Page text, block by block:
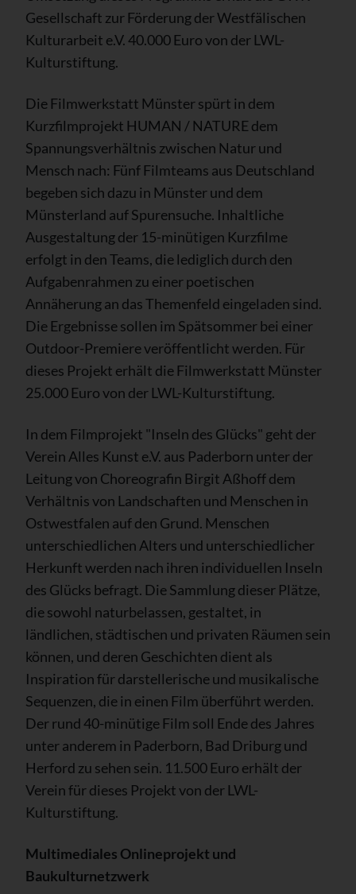
Gesellschaft zur Förderung der Westfälischen
Kulturarbeit e.V. 40.000 Euro von der LWL-
Kulturstiftung.
Die Filmwerkstatt Münster spürt in dem
Kurzfilmprojekt HUMAN / NATURE dem
Spannungsverhältnis zwischen Natur und
Mensch nach: Fünf Filmteams aus Deutschland
begeben sich dazu in Münster und dem
Münsterland auf Spurensuche. Inhaltliche
Ausgestaltung der 15-minütigen Kurzfilme
erfolgt in den Teams, die lediglich durch den
Aufgabenrahmen zu einer poetischen
Annäherung an das Themenfeld eingeladen sind.
Die Ergebnisse sollen im Spätsommer bei einer
Outdoor-Premiere veröffentlicht werden. Für
dieses Projekt erhält die Filmwerkstatt Münster
25.000 Euro von der LWL-Kulturstiftung.
In dem Filmprojekt "Inseln des Glücks" geht der
Verein Alles Kunst e.V. aus Paderborn unter der
Leitung von Choreografin Birgit Aßhoff dem
Verhältnis von Landschaften und Menschen in
Ostwestfalen auf den Grund. Menschen
unterschiedlichen Alters und unterschiedlicher
Herkunft werden nach ihren individuellen Inseln
des Glücks befragt. Die Sammlung dieser Plätze,
die sowohl naturbelassen, gestaltet, in
ländlichen, städtischen und privaten Räumen sein
können, und deren Geschichten dient als
Inspiration für darstellerische und musikalische
Sequenzen, die in einen Film überführt werden.
Der rund 40-minütige Film soll Ende des Jahres
unter anderem in Paderborn, Bad Driburg und
Herford zu sehen sein. 11.500 Euro erhält der
Verein für dieses Projekt von der LWL-
Kulturstiftung.
Multimediales Onlineprojekt und
Baukulturnetzwerk